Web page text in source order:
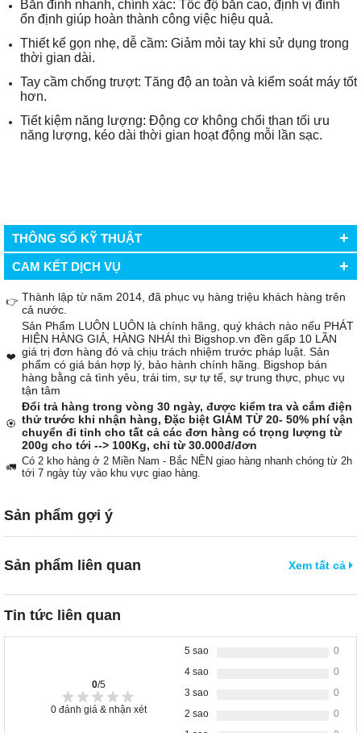
Bắn đinh nhanh, chính xác: Tốc độ bắn cao, định vị đinh
ổn định giúp hoàn thành công việc hiệu quả.
Thiết kế gọn nhẹ, dễ cầm: Giảm mỏi tay khi sử dụng trong
thời gian dài.
Tay cầm chống trượt: Tăng độ an toàn và kiểm soát máy tốt
hơn.
Tiết kiệm năng lượng: Động cơ không chổi than tối ưu
năng lượng, kéo dài thời gian hoạt động mỗi lần sạc.
THÔNG SỐ KỸ THUẬT +
CAM KẾT DỊCH VỤ +
👉 Thành lập từ năm 2014, đã phục vụ hàng triệu khách hàng trên
cả nước.
❤️
Sản Phẩm LUÔN LUÔN là chính hãng, quý khách nào nếu PHÁT
HIỆN HÀNG GIẢ, HÀNG NHÁI thì Bigshop.vn đền gấp 10 LẦN
giá trị đơn hàng đó và chịu trách nhiệm trước pháp luật. Sản
phẩm có giá bán hợp lý, bảo hành chính hãng. Bigshop bán
hàng bằng cả tình yêu, trái tim, sự tự tế, sự trung thực, phục vụ
tận tâm
🏵️
Đổi trả hàng trong vòng 30 ngày, được kiểm tra và cắm điện
thử trước khi nhận hàng, Đặc biệt GIẢM TỪ 20- 50% phí vận
chuyển đi tỉnh cho tất cả các đơn hàng có trọng lượng từ
200g cho tới --> 100Kg, chỉ từ 30.000đ/đơn
🚛 Có 2 kho hàng ở 2 Miền Nam - Bắc NÊN giao hàng nhanh chóng từ 2h
tới 7 ngày tùy vào khu vực giao hàng.
Sản phẩm gợi ý
Sản phẩm liên quan Xem tất cả
Tin tức liên quan
0/5
0 đánh giá & nhận xét
5 sao
0
4 sao
0
3 sao
0
2 sao
0